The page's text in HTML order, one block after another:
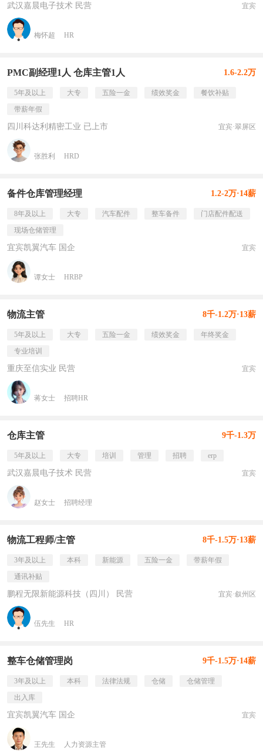
武汉嘉晨电子技术 民营 宜宾
梅怀超 HR
PMC副经理1人 仓库主管1人 1.6-2.2万
5年及以上 大专 五险一金 绩效奖金
餐饮补贴
带薪年假
四川科达利精密工业 已上市 宜宾·翠屏区
张胜利 HRD
备件仓库管理经理 1.2-2万·14薪
8年及以上 大专 汽车配件 整车备件
门店配件配送
现场仓储管理
宜宾凯翼汽车 国企 宜宾
谭女士 HRBP
物流主管 8千-1.2万·13薪
5年及以上 大专 五险一金 绩效奖金
年终奖金
专业培训
重庆至信实业 民营 宜宾
蒋女士 招聘HR
仓库主管 9千-1.3万
5年及以上 大专 培训 管理 招聘 erp
武汉嘉晨电子技术 民营 宜宾
赵女士 招聘经理
物流工程师/主管 8千-1.5万·13薪
3年及以上 本科 新能源 五险一金
带薪年假
通讯补贴
鹏程无限新能源科技（四川） 民营 宜宾·叙州区
伍先生 HR
整车仓储管理岗 9千-1.5万·14薪
3年及以上 本科 法律法规 仓储
仓储管理
出入库
宜宾凯翼汽车 国企 宜宾
王先生 人力资源主管